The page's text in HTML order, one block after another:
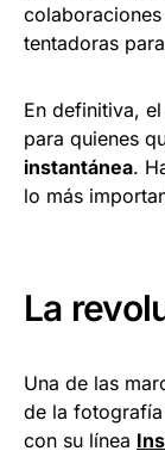
tentadoras
En definitiva,
para quienes
instantánea.
lo más
La
Una de las
de la fotografía
con su línea